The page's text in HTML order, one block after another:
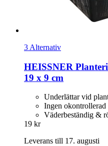
3 Alternativ
HEISSNER
19 x 9 cm
Underlättar vid
Ingen
Väderbeständig &
19 kr
Leverans till 17. augusti